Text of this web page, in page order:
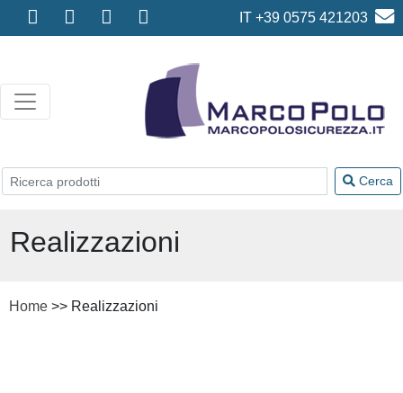
IT +39 0575 421203
Cerca
Realizzazioni
Home >> Realizzazioni